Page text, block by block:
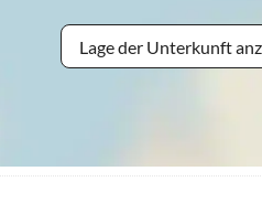
Lage der Unterkunft